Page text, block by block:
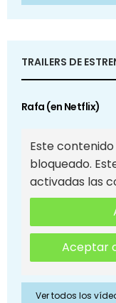
TRAILERS DE
Rafa (en Netflix)
Este
bloqueado.
activadas las
Aceptar
Ver todos los